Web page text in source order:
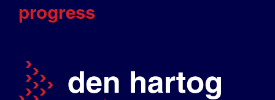
progress